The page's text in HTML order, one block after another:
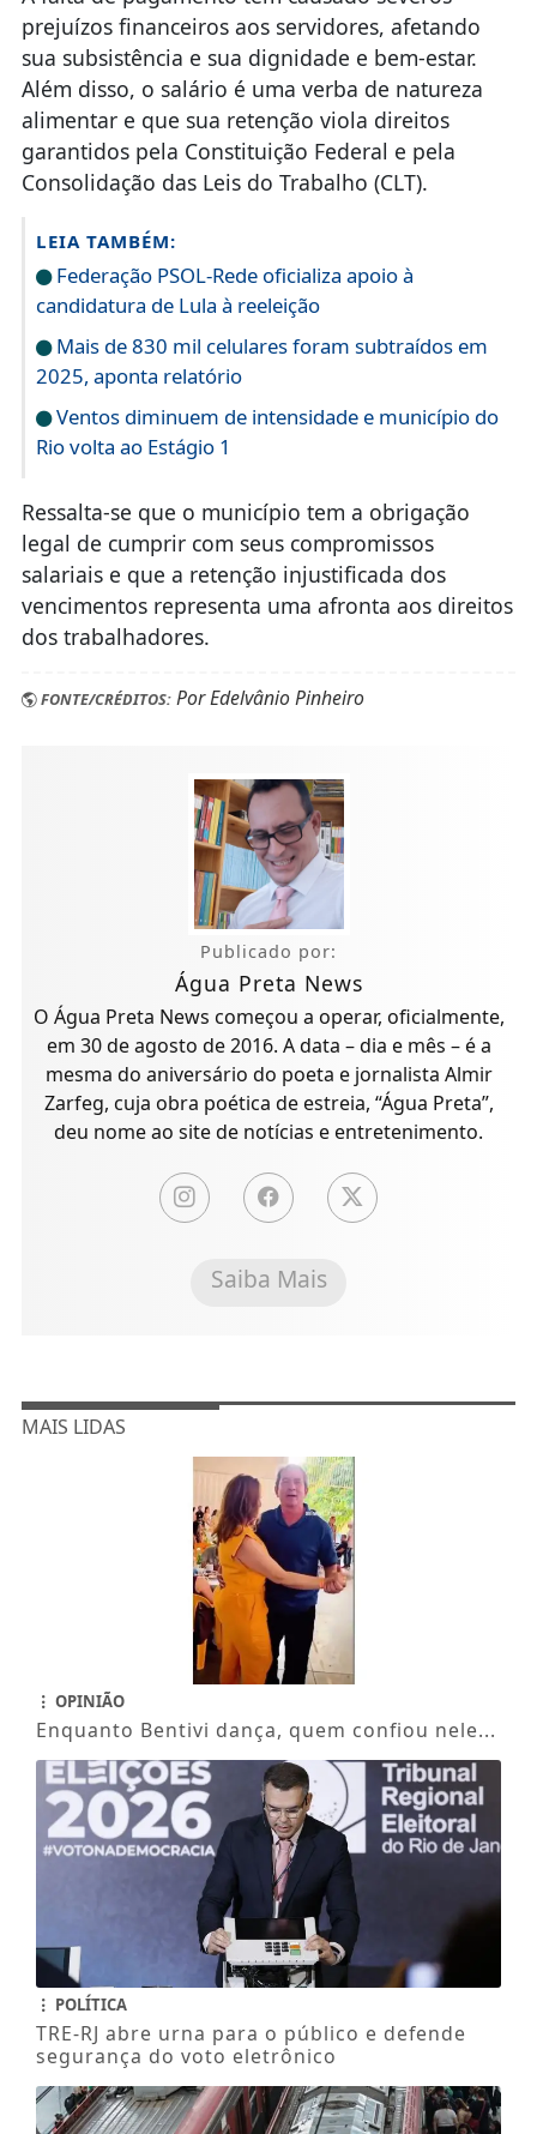
prejuízos financeiros aos servidores, afetando
sua subsistência e sua dignidade e bem-estar.
Além disso, o salário é uma verba de natureza
alimentar e que sua retenção viola direitos
garantidos pela Constituição Federal e pela
Consolidação das Leis do Trabalho (CLT).
LEIA TAMBÉM:
Federação PSOL-Rede oficializa apoio à
candidatura de Lula à reeleição
Mais de 830 mil celulares foram subtraídos em
2025, aponta relatório
Ventos diminuem de intensidade e município do
Rio volta ao Estágio 1
Ressalta-se que o município tem a obrigação
legal de cumprir com seus compromissos
salariais e que a retenção injustificada dos
vencimentos representa uma afronta aos direitos
dos trabalhadores.
FONTE/CRÉDITOS:Por Edelvânio Pinheiro
Publicado por:
Água Preta News
O Água Preta News começou a operar, oficialmente,
em 30 de agosto de 2016. A data – dia e mês – é a
mesma do aniversário do poeta e jornalista Almir
Zarfeg, cuja obra poética de estreia, “Água Preta”,
deu nome ao site de notícias e entretenimento.
Saiba Mais
MAIS LIDAS
OPINIÃO
Enquanto Bentivi dança, quem confiou nele...
POLÍTICA
TRE-RJ abre urna para o público e defende
segurança do voto eletrônico